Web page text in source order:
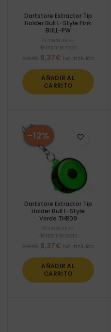
Dartstore Extractor Tip
Holder Bull L-Style Pink
BULL-PW
Accesorios
Herramientas
El
original
era:
8,37€ El
actual
es:
Iva incluido
AÑADIR AL
CARRITO
-12%
Dartstore Extractor Tip
Holder Bull L-Style
Verde THR09
Accesorios
Herramientas
El
original
era:
9,51€.
8,37€ El
actual
es:
8,37€.
Iva incluido
AÑADIR AL
CARRITO